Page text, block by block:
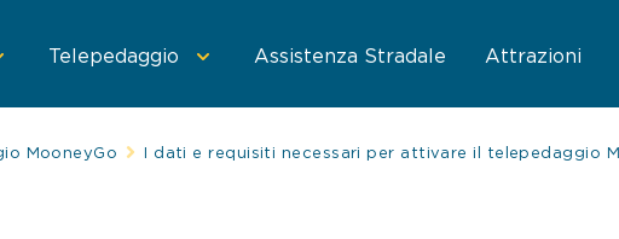
Sosta su strisce blu Parcheggi in struttura
Trasporto pubblico Treni e bus Taxi Mobility
Telepedaggio
Area C di Milano Traghetto Stretto
Assistenza Stradale Attrazioni
MooneyGo I dati e requisiti necessari per attivare il telepedaggio